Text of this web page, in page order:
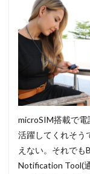
microSIM搭載で
活躍してくれそう
えない。それでも
Notification Tool(